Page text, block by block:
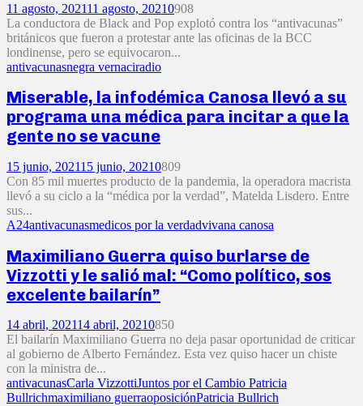
11 agosto, 202111 agosto, 20210908
La conductora de Black and Pop explotó contra los “antivacunas”
británicos que fueron a protestar ante las oficinas de la BCC
londinense, pero se equivocaron...
antivacunasnegra vernaciradio
Miserable, la infodémica Canosa llevó a su
programa una médica para incitar a que la
gente no se vacune
15 junio, 202115 junio, 20210809
Con 85 mil muertes producto de la pandemia, la operadora macrista
llevó a su ciclo a la “médica por la verdad”, Matelda Lisdero. Entre
sus...
A24antivacunasmedicos por la verdadvivana canosa
Maximiliano Guerra quiso burlarse de
Vizzotti y le salió mal: “Como político, sos
excelente bailarín”
14 abril, 202114 abril, 20210850
El bailarín Maximiliano Guerra no deja pasar oportunidad de criticar
al gobierno de Alberto Fernández. Esta vez quiso hacer un chiste
con la ministra de...
antivacunasCarla VizzottiJuntos por el Cambio Patricia
Bullrichmaximiliano guerraoposiciónPatricia Bullrich